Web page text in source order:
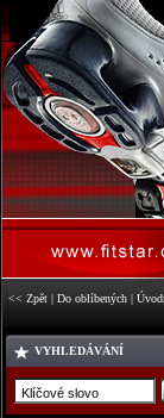
<< Zpět | Do oblíbených |
VYHLEDÁVÁNÍ